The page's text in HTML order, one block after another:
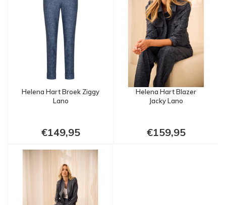
Helena Hart Broek Ziggy
Lano
€149,95
Helena Hart Blazer
Jacky Lano
€159,95